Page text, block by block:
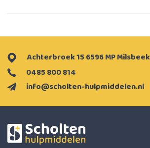
info@scholten-hulpmiddelen.nl
0485 800 814
Achterbroek 15 6596 MP Milsbeek